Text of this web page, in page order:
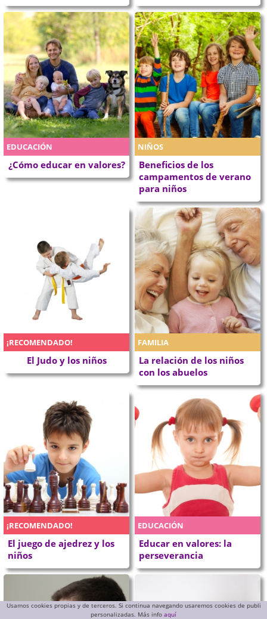
Usamos cookies propias y de terceros. Si continua navegando usaremos cookies de publi
personalizadas. Más info aquí
EDUCACIÓN
¿Cómo educar en valores?
NIÑOS
Beneficios de los
campamentos de verano
para niños
¡RECOMENDADO!
El Judo y los niños
FAMILIA
La relación de los niños
con los abuelos
¡RECOMENDADO!
El juego de ajedrez y los
niños
EDUCACIÓN
Educar en valores: la
perseverancia